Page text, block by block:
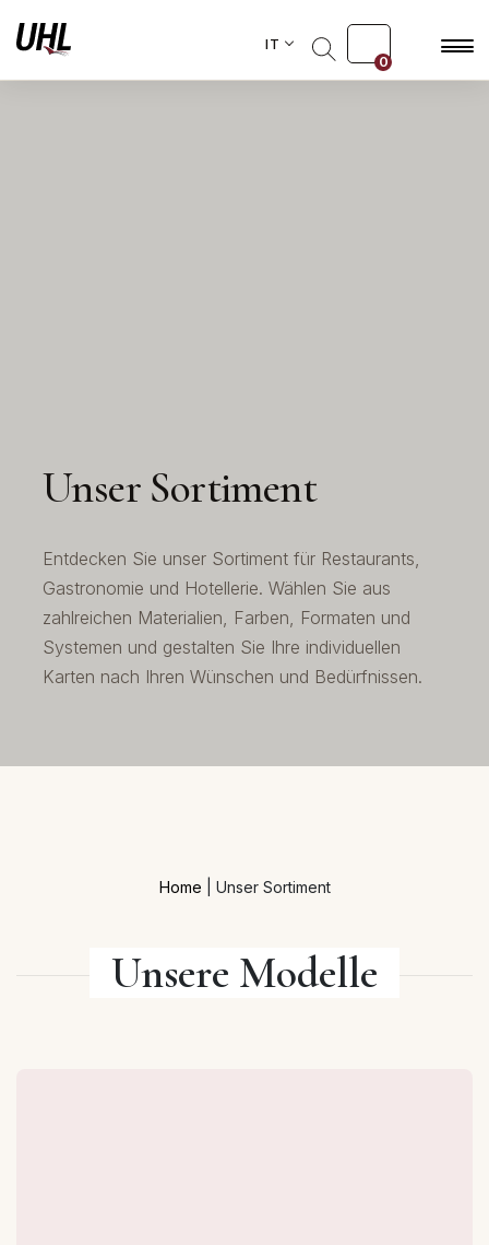
IT
0
Unser Sortiment
Entdecken Sie unser Sortiment für Restaurants,
Gastronomie und Hotellerie. Wählen Sie aus
zahlreichen Materialien, Farben, Formaten und
Systemen und gestalten Sie Ihre individuellen
Karten nach Ihren Wünschen und Bedürfnissen.
Home Unser Sortiment
Unsere Modelle